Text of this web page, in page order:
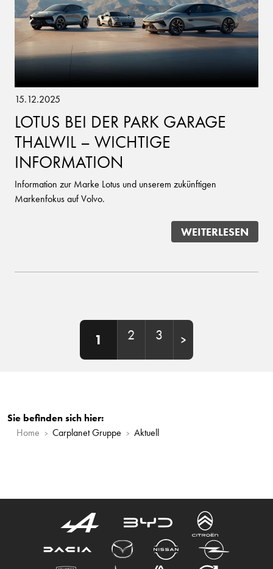
15.12.2025
LOTUS BEI DER PARK GARAGE
THALWIL – WICHTIGE
INFORMATION
Information zur Marke Lotus und unserem zukünftigen
Markenfokus auf Volvo.
WEITERLESEN
1 2 3
Sie befinden sich hier:
Home
Carplanet Gruppe Aktuell